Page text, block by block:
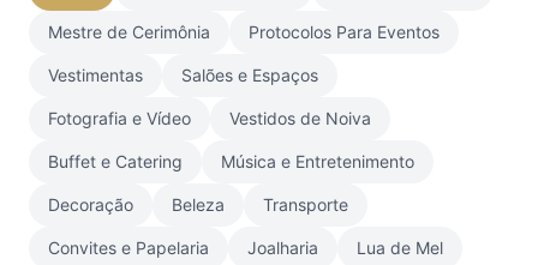
Mestre de Cerimônia Protocolos Para Eventos
Vestimentas Salões e Espaços
Fotografia e Vídeo Vestidos de Noiva
Buffet e Catering Música e Entretenimento
Decoração Beleza Transporte
Convites e Papelaria Joalharia Lua de Mel